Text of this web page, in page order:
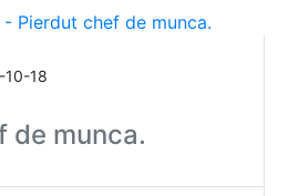
10-18
de munca.